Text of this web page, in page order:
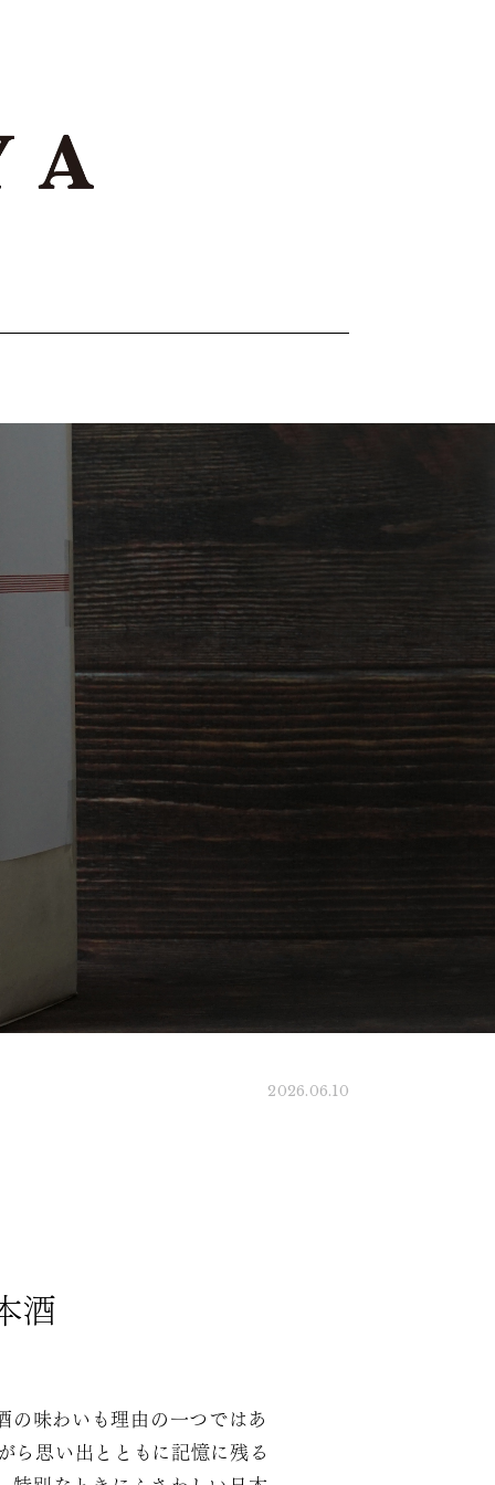
2026.06.10
酒
味わいも理由の一つではあ
ら思い出とともに記憶に残る